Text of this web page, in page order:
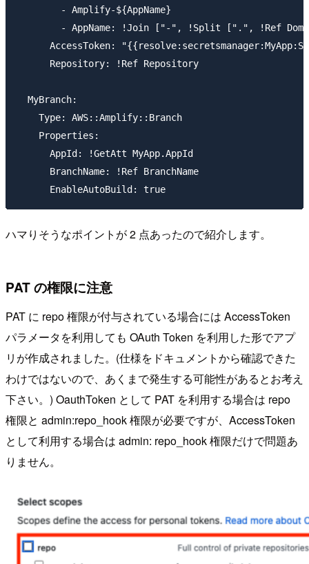
        - Amplify-${AppName}
- AppName: !Join ["-", !Split [".", !Ref
AccessToken:
      Repository: !Ref Repository
  MyBranch:
    Type: AWS::Amplify::Branch
    Properties:
      AppId: !GetAtt MyApp.AppId
      BranchName: !Ref BranchName
ハマりそうなポイントが 2 点あったので紹介します。
PAT の権限に注意
PAT に repo 権限が付与されている場合には AccessToken
パラメータを利用しても OAuth Token を利用した形でアプ
リが作成されました。(仕様をドキュメントから確認できた
わけではないので、あくまで発生する可能性があるとお考え
下さい。) OauthToken として PAT を利用する場合は repo
権限と admin:repo_hook 権限が必要ですが、AccessToken
として利用する場合は admin: repo_hook 権限だけで問題あ
りません。